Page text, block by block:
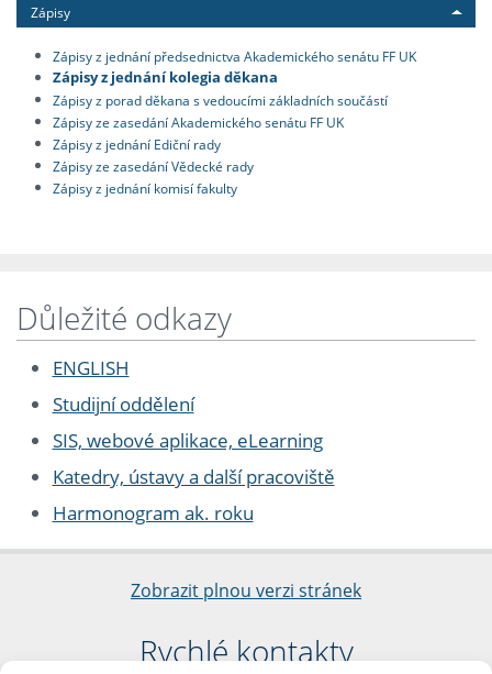
Zápisy
Zápisy z jednání předsednictva Akademického senátu FF UK
Zápisy z jednání kolegia děkana
Zápisy z porad děkana s vedoucími základních součástí
Zápisy ze zasedání Akademického senátu FF UK
Zápisy z jednání Ediční rady
Zápisy ze zasedání Vědecké rady
Zápisy z jednání komisí fakulty
Důležité odkazy
ENGLISH
Studijní oddělení
SIS, webové aplikace, eLearning
Katedry, ústavy a další pracoviště
Harmonogram ak. roku
Zobrazit plnou verzi stránek
Rychlé kontakty